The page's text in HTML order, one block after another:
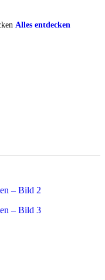
Alles entdecken